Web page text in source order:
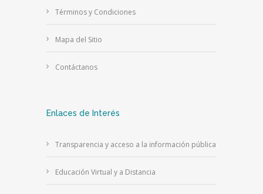
Términos y Condiciones
Mapa del Sitio
Contáctanos
Enlaces de Interés
Transparencia y acceso a la información pública
Educación Virtual y a Distancia